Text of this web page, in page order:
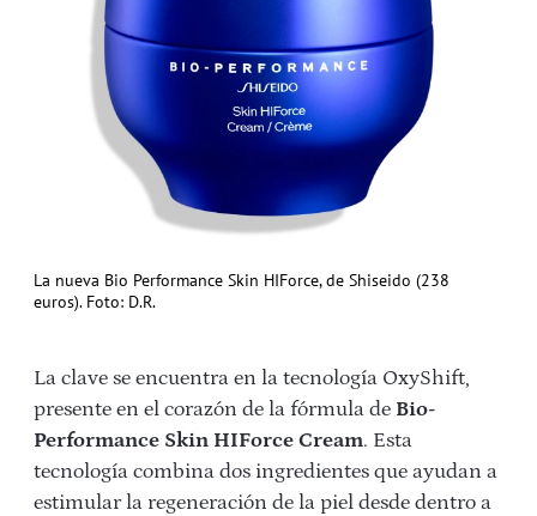
La nueva Bio Performance Skin HIForce, de Shiseido (238
euros). Foto: D.R.
La clave se encuentra en la tecnología OxyShift,
presente en el corazón de la fórmula de Bio-
Performance Skin HIForce Cream. Esta
tecnología combina dos ingredientes que ayudan a
estimular la regeneración de la piel desde dentro a